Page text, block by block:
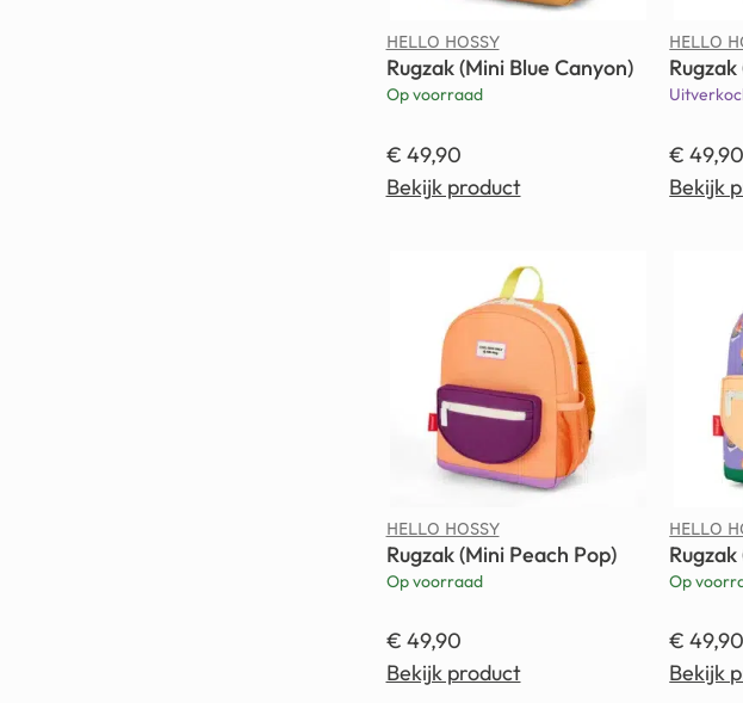
HELLO HOSSY
Rugzak (Mini Blue Canyon)
Op voorraad
€ 49,90
Bekijk product
HELLO
€ 49,90
Bekijk
HELLO HOSSY
Rugzak (Mini Peach Pop)
Op voorraad
€ 49,90
Bekijk product
HELLO
Op
€ 49,90
Bekijk